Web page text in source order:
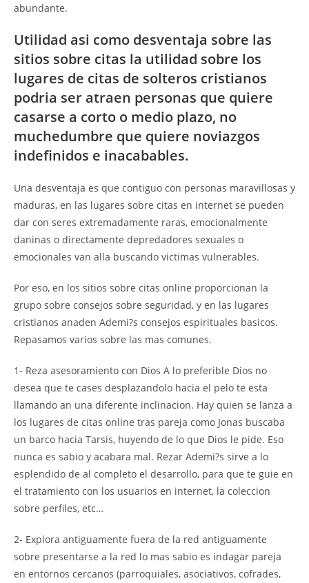
abundante.
Utilidad asi­ como desventaja sobre las
sitios sobre citas la utilidad sobre los
lugares de citas de solteros cristianos
podri­a ser atraen personas que quiere
casarse a corto o medio plazo, no
muchedumbre que quiere noviazgos
indefinidos e inacabables.
Una desventaja es que contiguo con personas maravillosas y
maduras, en las lugares sobre citas en internet se pueden
dar con seres extremadamente raras, emocionalmente
daninas o directamente depredadores sexuales o
emocionales van alla buscando victimas vulnerables.
Por eso, en los sitios sobre citas online proporcionan la
grupo sobre consejos sobre seguridad, y en las lugares
cristianos anaden Ademi?s consejos espirituales basicos.
Repasamos varios sobre las mas comunes.
1- Reza asesoramiento con Dios A lo preferible Dios no
desea que te cases desplazandolo hacia el pelo te esta
llamando an una diferente inclinacion. Hay quien se lanza a
los lugares de citas online tras pareja como Jonas buscaba
un barco hacia Tarsis, huyendo de lo que Dios le pide. Eso
nunca es sabio y acabara mal. Rezar Ademi?s sirve a lo
esplendido de al completo el desarrollo, para que te guie en
el tratamiento con los usuarios en internet, la coleccion
sobre perfiles, etc…
2- Explora antiguamente fuera de la red antiguamente
sobre presentarse a la red lo mas sabio es indagar pareja
en entornos cercanos (parroquiales, asociativos, cofrades,